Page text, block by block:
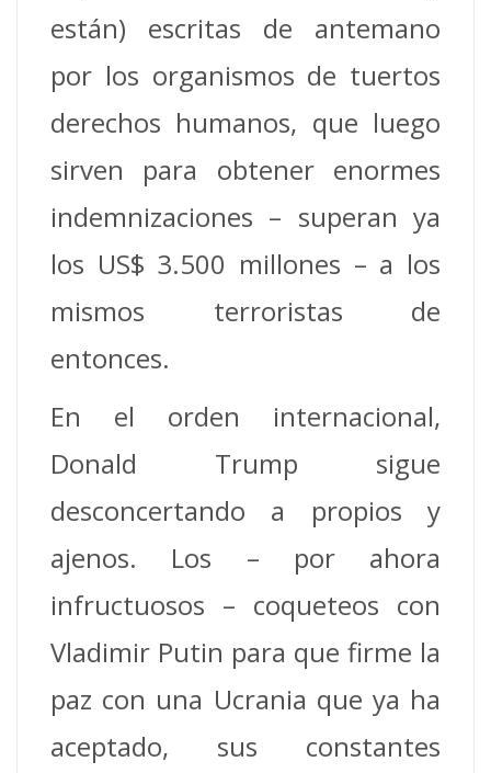
están) escritas de antemano
por los organismos de tuertos
derechos humanos, que luego
sirven para obtener enormes
indemnizaciones – superan ya
los US$ 3.500 millones – a los
mismos terroristas de
entonces.
En el orden internacional,
Donald Trump sigue
desconcertando a propios y
ajenos. Los – por ahora
infructuosos – coqueteos con
Vladimir Putin para que firme la
paz con una Ucrania que ya ha
aceptado, sus constantes